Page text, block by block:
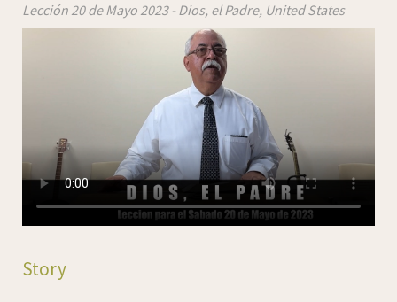
Lección 20 de Mayo 2023 - Dios, el Padre, United States
Story